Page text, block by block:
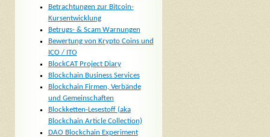
Betrachtungen zur Bitcoin-
Kursentwicklung
Betrugs- & Scam Warnungen
Bewertung von Krypto Coins und
ICO / ITO
BlockCAT Project Diary
Blockchain Business Services
Blockchain Firmen, Verbände
und Gemeinschaften
Blockketten-Lesestoff (aka
Blockchain Article Collection)
DAO Blockchain Experiment